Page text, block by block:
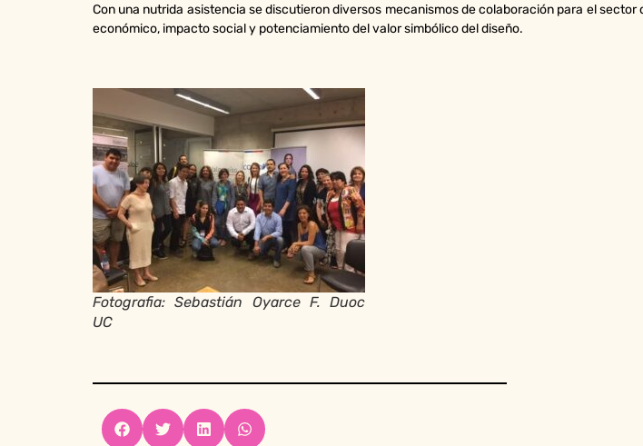
Con una nutrida asistencia se discutieron diversos mecanismos de colaboración para el
económico, impacto social y potenciamiento del valor simbólico del diseño.
Fotografia: Sebastián Oyarce F. Duoc
UC